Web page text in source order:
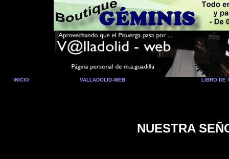
INICIO VALLADOLID-WEB LIBRO DE
NUESTRA